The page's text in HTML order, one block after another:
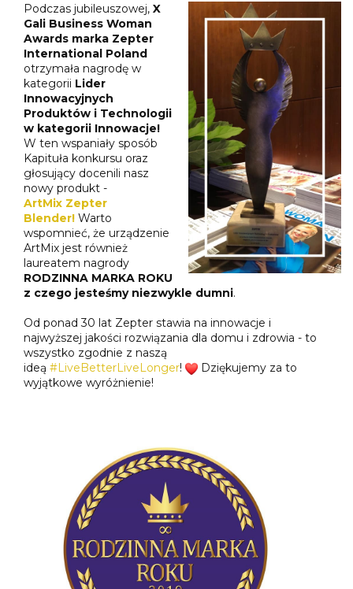
Podczas jubileuszowej, X
Gali Business Woman
Awards marka Zepter
International Poland
otrzymała nagrodę w
kategorii Lider
Innowacyjnych
Produktów i Technologii
w kategorii Innowacje!
W ten wspaniały sposób
Kapituła konkursu oraz
głosujący docenili nasz
nowy produkt -
ArtMix Zepter
Blender! Warto
wspomnieć, że urządzenie
ArtMix jest również
laureatem nagrody
RODZINNA MARKA ROKU
z czego jesteśmy niezwykle dumni.
Od ponad 30 lat Zepter stawia na innowacje i
najwyższej jakości rozwiązania dla domu i zdrowia - to
wszystko zgodnie z naszą
ideą #LiveBetterLiveLonger!
Dziękujemy za to
wyjątkowe wyróżnienie!